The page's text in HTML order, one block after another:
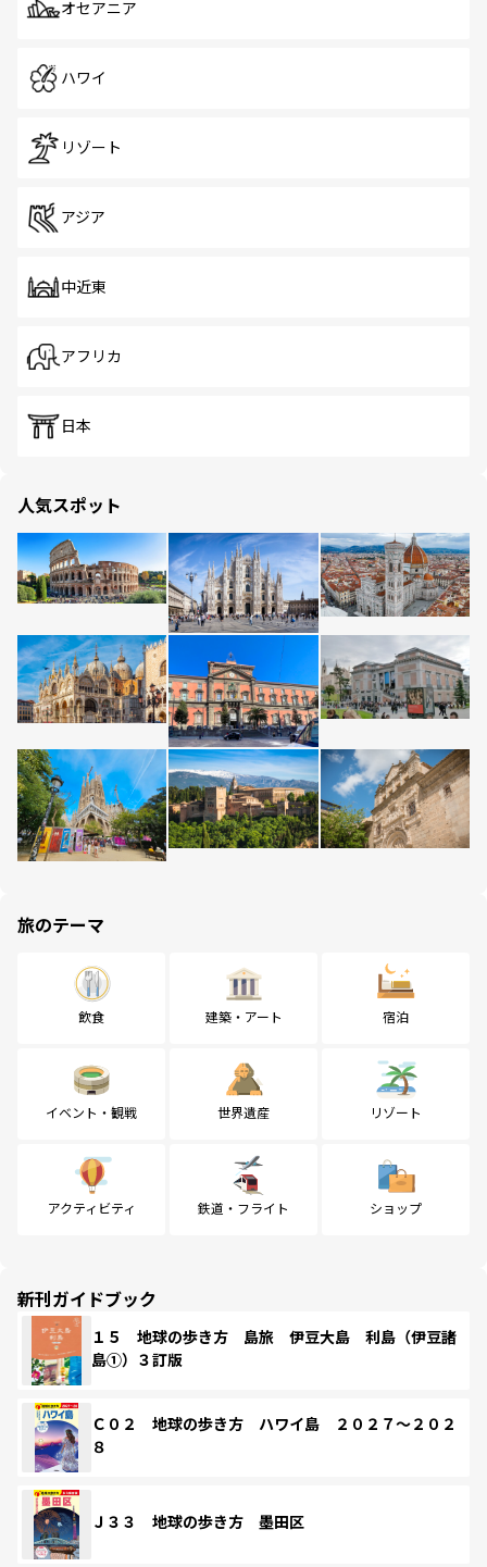
オセアニア
ハワイ
リゾート
アジア
中近東
アフリカ
日本
人気スポット
旅のテーマ
飲食 建築・アート 宿泊
イベント・観戦 世界遺産 リゾート
アクティビティ 鉄道・フライト ショップ
新刊ガイドブック
１５ 地球の歩き方 島旅 伊豆大島 利島（伊豆諸
島①）３訂版
Ｃ０２ 地球の歩き方 ハワイ島 ２０２７～２０２
８
Ｊ３３ 地球の歩き方 墨田区